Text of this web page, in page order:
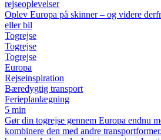
rejseoplevelser
Oplev Europa på skinner – og videre
eller bil
Togrejse
Togrejse
Togrejse
Europa
Rejseinspiration
Bæredygtig transport
Ferieplanlægning
5 min
Gør din togrejse gennem Europa endnu
kombinere den med andre